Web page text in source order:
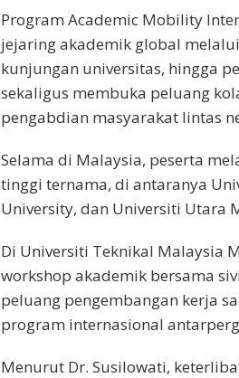
Program Academic Mobility
jejaring akademik global
kunjungan universitas, hingga
sekaligus membuka peluang
pengabdian masyarakat lintas
Selama di Malaysia, peserta
tinggi ternama, di antaranya
University, dan Universiti Utara
Di Universiti Teknikal Malaysia
workshop akademik bersama
peluang pengembangan kerja
program internasional
Menurut Dr. Susilowati,